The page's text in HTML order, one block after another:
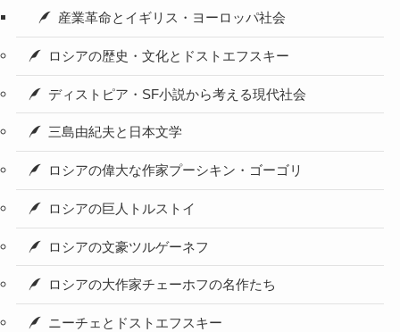
産業革命とイギリス・ヨーロッパ社会
ロシアの歴史・文化とドストエフスキー
ディストピア・SF小説から考える現代社会
三島由紀夫と日本文学
ロシアの偉大な作家プーシキン・ゴーゴリ
ロシアの巨人トルストイ
ロシアの文豪ツルゲーネフ
ロシアの大作家チェーホフの名作たち
ニーチェとドストエフスキー